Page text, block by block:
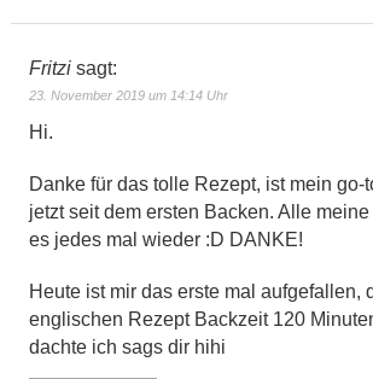
Fritzi sagt:
23. November 2019 um 14:14 Uhr
Hi.
Danke für das tolle Rezept, ist mein go-
jetzt seit dem ersten Backen. Alle
es jedes mal wieder :D DANKE!
Heute ist mir das erste mal aufgefallen,
englischen Rezept Backzeit 120
dachte ich sags dir hihi